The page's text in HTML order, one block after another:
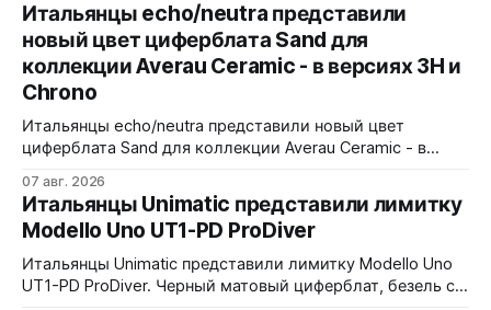
Итальянцы echo/neutra представили
новый цвет циферблата Sand для
коллекции Averau Ceramic - в версиях 3H и
Chrono
Итальянцы echo/neutra представили новый цвет
циферблата Sand для коллекции Averau Ceramic - в
контрастирует с тёмным корпусом из матовой чёрной
керамики и титана Grade 2. Сапфировое стекло с
куполом, завинчивающаяся заводная головка,
водозащита 100 метров. Ремешки на выбор - чёрный
текстильный, чёрный веганский (BioVeg из
07 авг. 2026
Итальянцы Unimatic представили лимитку
Modello Uno UT1-PD ProDiver
Итальянцы Unimatic представили лимитку Modello Uno
UT1-PD ProDiver. Черный матовый циферблат, безель с